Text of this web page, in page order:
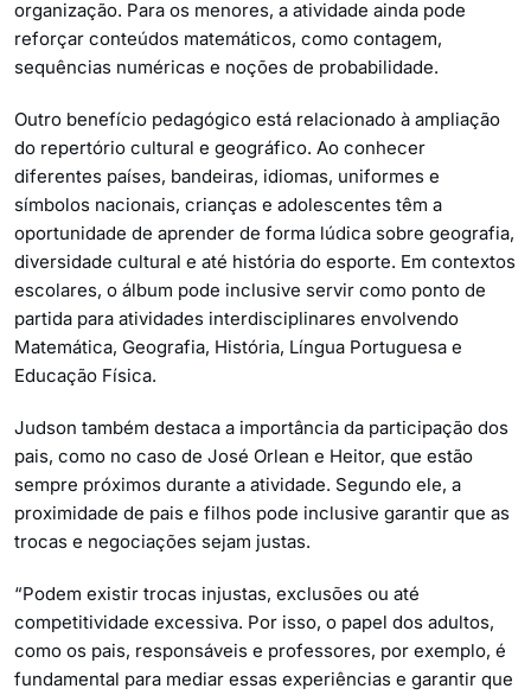
organização. Para os menores, a atividade ainda pode
reforçar conteúdos matemáticos, como contagem,
sequências numéricas e noções de probabilidade.
Outro benefício pedagógico está relacionado à ampliação
do repertório cultural e geográfico. Ao conhecer
diferentes países, bandeiras, idiomas, uniformes e
símbolos nacionais, crianças e adolescentes têm a
oportunidade de aprender de forma lúdica sobre geografia,
diversidade cultural e até história do esporte. Em contextos
escolares, o álbum pode inclusive servir como ponto de
partida para atividades interdisciplinares envolvendo
Matemática, Geografia, História, Língua Portuguesa e
Educação Física.
Judson também destaca a importância da participação dos
pais, como no caso de José Orlean e Heitor, que estão
sempre próximos durante a atividade. Segundo ele, a
proximidade de pais e filhos pode inclusive garantir que as
trocas e negociações sejam justas.
“Podem existir trocas injustas, exclusões ou até
competitividade excessiva. Por isso, o papel dos adultos,
como os pais, responsáveis e professores, por exemplo, é
fundamental para mediar essas experiências e garantir que